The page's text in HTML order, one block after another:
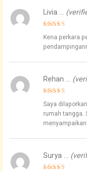
4
out of 5
Livia …
Kena perkara
Rated
out of 5
Rehan …
Saya
rumah tangga.
Surya …